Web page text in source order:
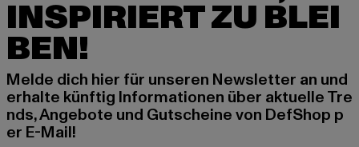
INSPIRIERT ZU BLEI
BEN!
Melde dich hier für unseren Newsletter an und
erhalte künftig Informationen über aktuelle Tre
nds, Angebote und Gutscheine von DefShop p
er E-Mail!